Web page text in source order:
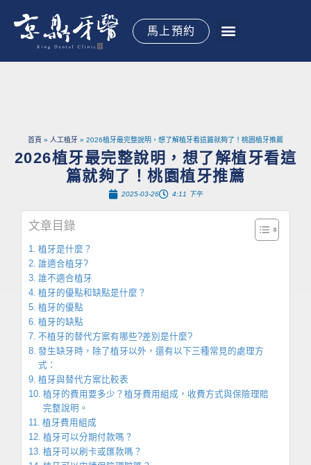
要
馬上預約
首頁 人工植牙 2026植牙最完整說明，想了解植牙看這篇就夠了！桃園植牙推薦
2026植牙最完整說明，想了解植牙看這
篇就夠了！桃園植牙推薦
2025-03-26 4:11 下午
文章目錄
植牙是什麼？
誰適合植牙?
誰不適合植牙
植牙的優點和缺點是什麼？
植牙的優點
植牙的缺點
不植牙的替代方案有哪些?差別是什麼?
發生缺牙時，除了植牙以外，還有以下三種常見的處理方
式：
植牙與替代方案比較表
植牙的費用要多少？植牙費用組成，收費方式與保險理賠
完整說明。
植牙費用組成
植牙可以分期付款嗎？
植牙可以刷卡或匯款嗎？